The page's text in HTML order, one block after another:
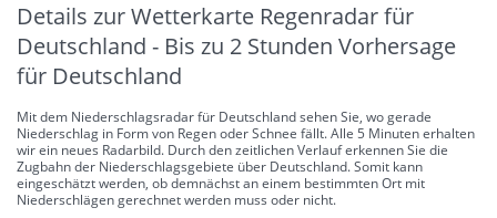
Details zur Wetterkarte Regenradar für
Deutschland - Bis zu 2 Stunden Vorhersage
für Deutschland
Mit dem Niederschlagsradar für Deutschland sehen Sie, wo gerade
Niederschlag in Form von Regen oder Schnee fällt. Alle 5 Minuten erhalten
wir ein neues Radarbild. Durch den zeitlichen Verlauf erkennen Sie die
Zugbahn der Niederschlagsgebiete über Deutschland. Somit kann
eingeschätzt werden, ob demnächst an einem bestimmten Ort mit
Niederschlägen gerechnet werden muss oder nicht.